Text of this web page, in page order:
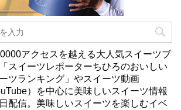
アクセスを越える大人気スイーツブ
スイーツレポーターちひろのおいしい
ツランキング」やスイーツ動画
）を中心に美味しいスイーツ情報
配信。美味しいスイーツを楽しむイベ